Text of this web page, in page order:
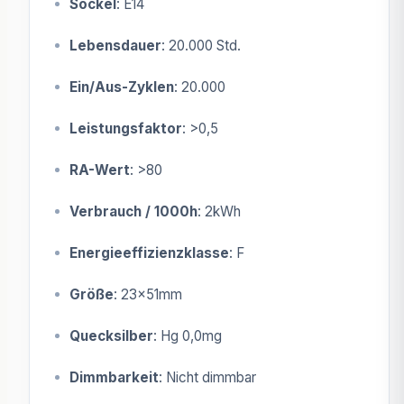
Sockel : E14
Lebensdauer: 20.000 Std.
Ein/Aus-Zyklen: 20.000
Leistungsfaktor: >0,5
RA-Wert: >80
Verbrauch / 1000h: 2kWh
Energieeffizienzklasse: F
Größe: 23x51mm
Quecksilber: Hg 0,0mg
Dimmbarkeit: Nicht dimmbar